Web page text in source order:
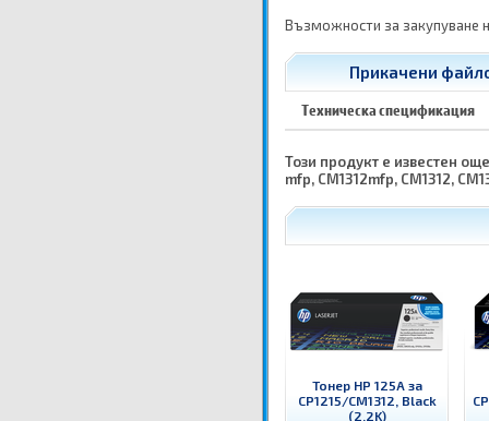
Възможности за закупуване
Прикачени
Техническа спецификация
Този продукт е известен
mfp, CM1312mfp, CM1312,
Тонер HP 125A за
CP1215/CM1312, Black
(2.2K)